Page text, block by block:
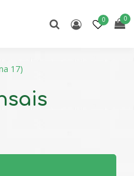
0 0
17)